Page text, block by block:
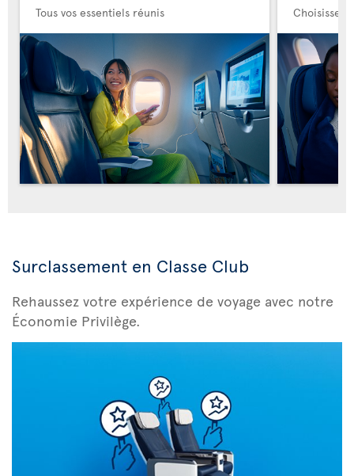
Tous vos essentiels réunis Choisissez
Surclassement en Classe Club
Rehaussez votre expérience de voyage avec notre
Économie Privilège.